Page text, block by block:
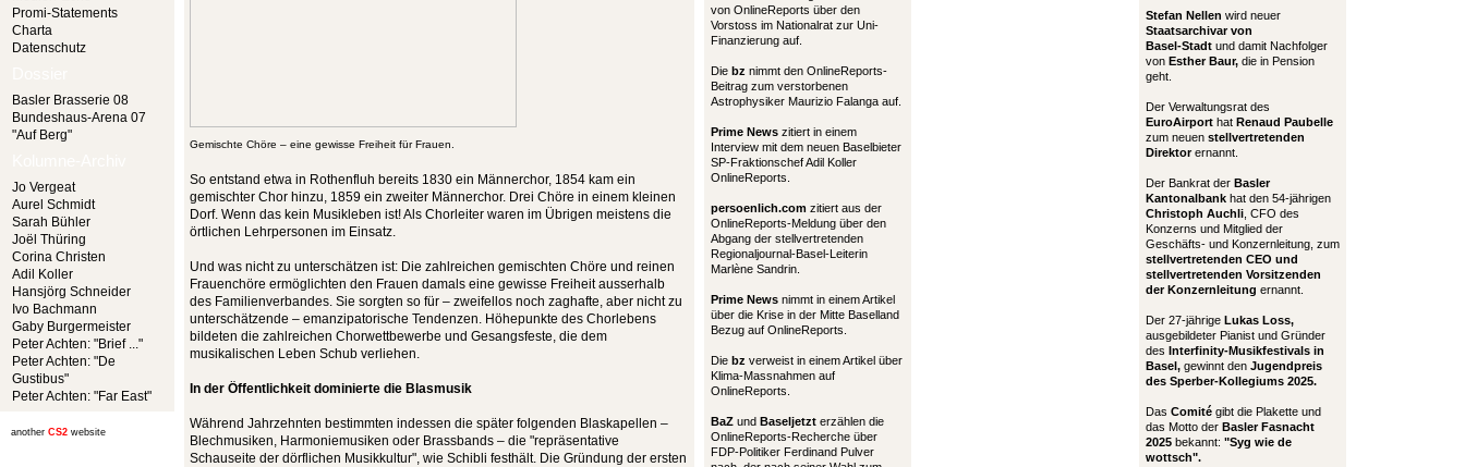
Promi-Statements
Charta
Datenschutz
Basler Brasserie 08
Bundeshaus-Arena 07
"Auf Berg"
Jo Vergeat
Aurel Schmidt
Sarah Bühler
Joël Thüring
Corina Christen
Adil Koller
Hansjörg Schneider
Ivo Bachmann
Gaby Burgermeister
Peter Achten: "Brief ..."
Peter Achten: "De
Gustibus"
Peter Achten: "Far East"
another CS2 website
Gemischte Chöre – eine gewisse Freiheit für Frauen.
So entstand etwa in Rothenfluh bereits 1830 ein Männerchor, 1854 kam ein
gemischter Chor hinzu, 1859 ein zweiter Männerchor. Drei Chöre in einem kleinen
Dorf. Wenn das kein Musikleben ist! Als Chorleiter waren im Übrigen meistens die
örtlichen Lehrpersonen im Einsatz.
Und was nicht zu unterschätzen ist: Die zahlreichen gemischten Chöre und reinen
Frauenchöre ermöglichten den Frauen damals eine gewisse Freiheit ausserhalb
des Familienverbandes. Sie sorgten so für – zweifellos noch zaghafte, aber nicht zu
unterschätzende – emanzipatorische Tendenzen. Höhepunkte des Chorlebens
bildeten die zahlreichen Chorwettbewerbe und Gesangsfeste, die dem
musikalischen Leben Schub verliehen.
In der Öffentlichkeit dominierte die Blasmusik
Während Jahrzehnten bestimmten indessen die später folgenden Blaskapellen –
Blechmusiken, Harmoniemusiken oder Brassbands – die "repräsentative
Schauseite der dörflichen Musikkultur", wie Schibli festhält. Die Gründung der ersten
von OnlineReports über den
Vorstoss im Nationalrat zur Uni-
Finanzierung auf.
Die bz nimmt den OnlineReports-
Beitrag zum verstorbenen
Astrophysiker Maurizio Falanga auf.
Prime News zitiert in einem
Interview mit dem neuen Baselbieter
SP-Fraktionschef Adil Koller
OnlineReports.
persoenlich.com zitiert aus der
OnlineReports-Meldung über den
Abgang der stellvertretenden
Regionaljournal-Basel-Leiterin
Marlène Sandrin.
Prime News nimmt in einem Artikel
über die Krise in der Mitte Baselland
Bezug auf OnlineReports.
Die bz verweist in einem Artikel über
Klima-Massnahmen auf
OnlineReports.
BaZ und Baseljetzt erzählen die
OnlineReports-Recherche über
FDP-Politiker Ferdinand Pulver
Stefan Nellen wird neuer
Staatsarchivar von
Basel-Stadt und damit Nachfolger
von Esther Baur, die in Pension
geht.
Der Verwaltungsrat des
EuroAirport hat Renaud Paubelle
zum neuen stellvertretenden
Direktorernannt.
Der Bankrat der Basler
Kantonalbank hat den 54-jährigen
Christoph Auchli , CFO des
Konzerns und Mitglied der
Geschäfts- und Konzernleitung, zum
stellvertretenden CEO und
stellvertretenden Vorsitzenden
der Konzernleitung ernannt.
Der 27-jährige Lukas Loss,
ausgebildeter Pianist und Gründer
des Interfinity-Musikfestivals in
Basel, gewinnt den Jugendpreis
des Sperber-Kollegiums 2025.
Das Comité gibt die Plakette und
das Motto der Basler Fasnacht
2025 bekannt: "Syg wie de
wottsch".